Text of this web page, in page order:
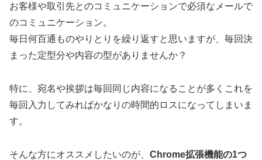
お客様や取引先とのコミュニケーションで必須なメールで
のコミュニケーション。
毎日何百通ものやりとりを繰り返すと思いますが、毎回決
まった定型分や内容の型がありませんか？
特に、宛名や挨拶は毎回同じ内容になることが多くこれを
毎回入力してみればかなりの時間的ロスになってしまいま
す。
そんな方にオススメしたいのが、 Chrome拡張機能の1つ